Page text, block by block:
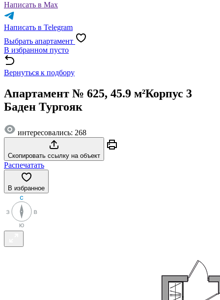
Написать в Max
Написать в Telegram
Выбрать апартамент
В избранном пусто
Вернуться к подбору
Апартамент № 625, 45.9 м²Корпус 3
Баден Тургояк
интересовались: 268
Скопировать ссылку на объект
Распечатать
В избранное